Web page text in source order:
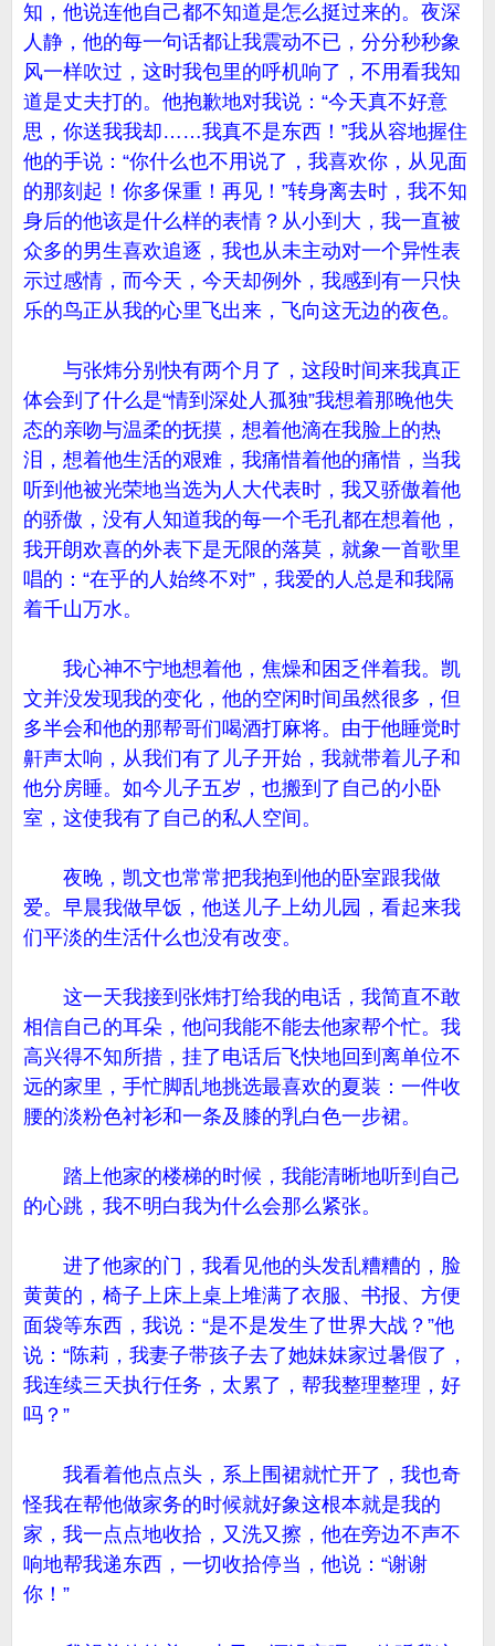
知，他说连他自己都不知道是怎么挺过来的。夜深
人静，他的每一句话都让我震动不已，分分秒秒象
风一样吹过，这时我包里的呼机响了，不用看我知
道是丈夫打的。他抱歉地对我说：“今天真不好意
思，你送我我却……我真不是东西！”我从容地握住
他的手说：“你什么也不用说了，我喜欢你，从见面
的那刻起！你多保重！再见！”转身离去时，我不知
身后的他该是什么样的表情？从小到大，我一直被
众多的男生喜欢追逐，我也从未主动对一个异性表
示过感情，而今天，今天却例外，我感到有一只快
乐的鸟正从我的心里飞出来，飞向这无边的夜色。
与张炜分别快有两个月了，这段时间来我真正
体会到了什么是“情到深处人孤独”我想着那晚他失
态的亲吻与温柔的抚摸，想着他滴在我脸上的热
泪，想着他生活的艰难，我痛惜着他的痛惜，当我
听到他被光荣地当选为人大代表时，我又骄傲着他
的骄傲，没有人知道我的每一个毛孔都在想着他，
我开朗欢喜的外表下是无限的落莫，就象一首歌里
唱的：“在乎的人始终不对”，我爱的人总是和我隔
着千山万水。
我心神不宁地想着他，焦燥和困乏伴着我。凯
文并没发现我的变化，他的空闲时间虽然很多，但
多半会和他的那帮哥们喝酒打麻将。由于他睡觉时
鼾声太响，从我们有了儿子开始，我就带着儿子和
他分房睡。如今儿子五岁，也搬到了自己的小卧
室，这使我有了自己的私人空间。
夜晚，凯文也常常把我抱到他的卧室跟我做
爱。早晨我做早饭，他送儿子上幼儿园，看起来我
们平淡的生活什么也没有改变。
这一天我接到张炜打给我的电话，我简直不敢
相信自己的耳朵，他问我能不能去他家帮个忙。我
高兴得不知所措，挂了电话后飞快地回到离单位不
远的家里，手忙脚乱地挑选最喜欢的夏装：一件收
腰的淡粉色衬衫和一条及膝的乳白色一步裙。
踏上他家的楼梯的时候，我能清晰地听到自己
的心跳，我不明白我为什么会那么紧张。
进了他家的门，我看见他的头发乱糟糟的，脸
黄黄的，椅子上床上桌上堆满了衣服、书报、方便
面袋等东西，我说：“是不是发生了世界大战？”他
说：“陈莉，我妻子带孩子去了她妹妹家过暑假了，
我连续三天执行任务，太累了，帮我整理整理，好
吗？”
我看着他点点头，系上围裙就忙开了，我也奇
怪我在帮他做家务的时候就好象这根本就是我的
家，我一点点地收拾，又洗又擦，他在旁边不声不
响地帮我递东西，一切收拾停当，他说：“谢谢
你！”